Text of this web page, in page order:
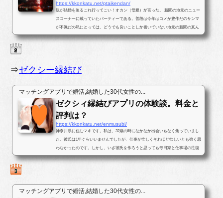
https://kkonkatu.net/ptaikendan/
親が結婚を迫るこれ行ってこい！オカン（母親）が言った。 新聞の地元のニュー
スコーナーに載っていたパーティーである。普段は今年はコメが豊作だのサンマ
が不漁だの私にとっては、どうでも良いことしか書いていない地元の新聞の真ん
中ほどのページに婚活パー...
⇒ゼクシー縁結び
マッチングアプリで婚活,結婚した30代女性の...
ゼクシィ縁結びアプリの体験談。料金と
評判は？
https://kkonkatu.net/enmusubi/
神奈川県に住むマキです。私は、32歳の時になかなか出会いもなく焦っていまし
た。彼氏は1年ぐらいいませんでしたが、仕事が忙しくそれほど欲しいとも強く思
わなかったのです。しかし、いざ彼氏を作ろうと思っても毎日家と仕事場の往復
ばかりで出会いがなかったのです...
マッチングアプリで婚活,結婚した30代女性の...